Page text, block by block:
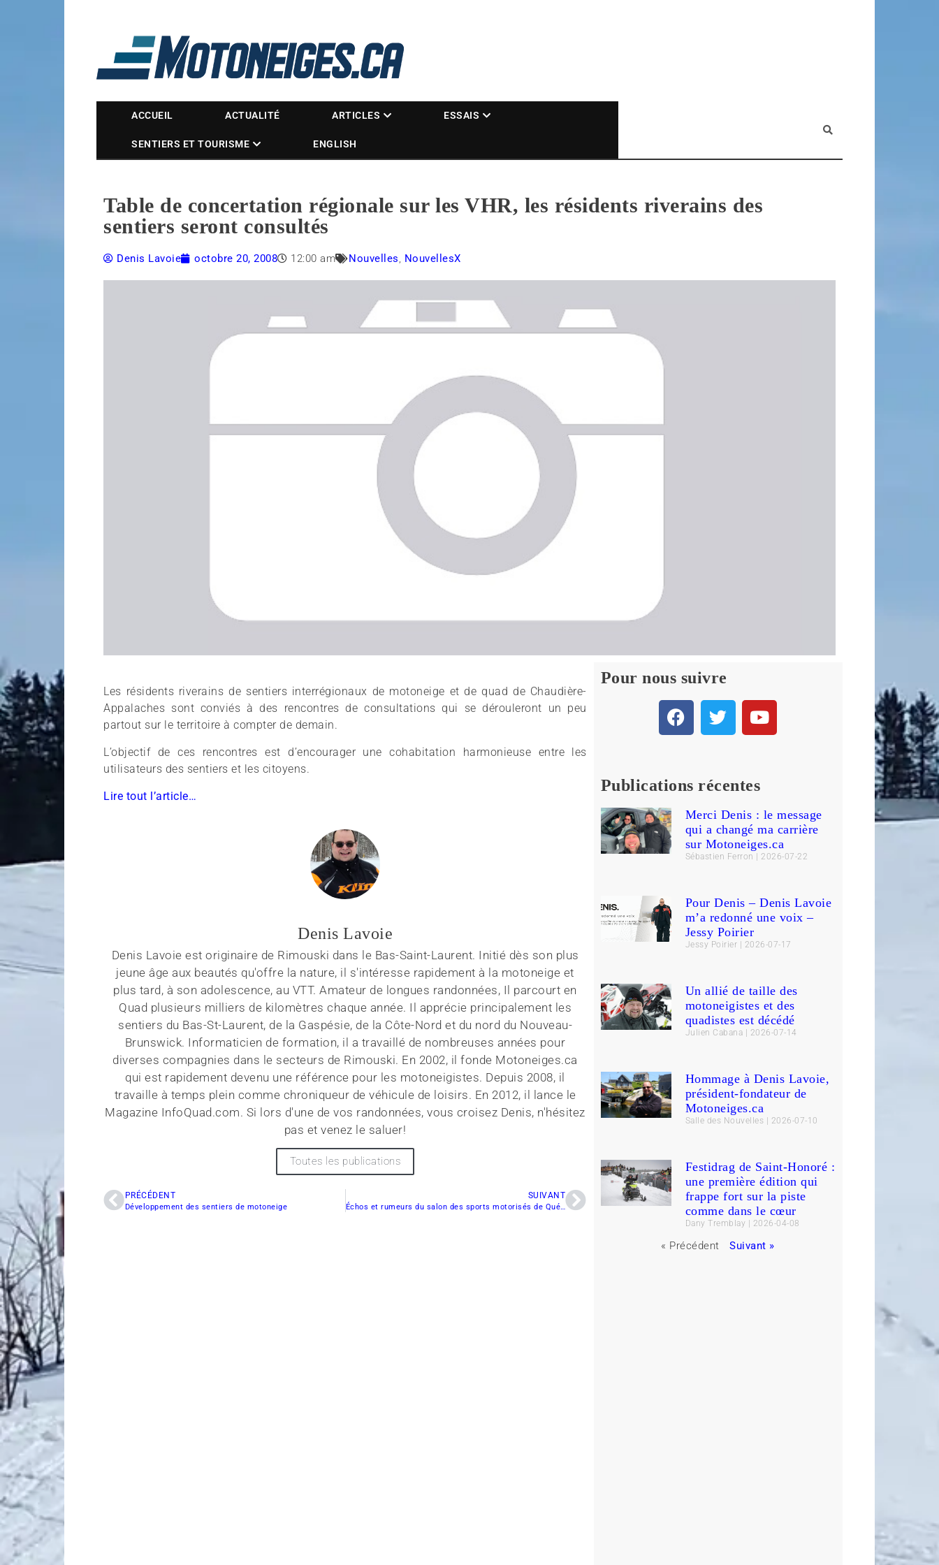
Magazine Motoneiges.ca
ACCUEIL ACTUALITÉ ARTICLES ESSAIS
SENTIERS ET TOURISME ENGLISH
Table de concertation régionale sur les VHR, les résidents riverains des
sentiers seront consultés
Denis Lavoie octobre 20, 2008 12:00 am Nouvelles, NouvellesX
Les résidents riverains de sentiers interrégionaux de motoneige et de quad de Chaudière-
Appalaches sont conviés à des rencontres de consultations qui se dérouleront un peu
partout sur le territoire à compter de demain.
L’objectif de ces rencontres est d’encourager une cohabitation harmonieuse entre les
utilisateurs des sentiers et les citoyens.
Lire tout l’article…
Denis Lavoie
Denis Lavoie est originaire de Rimouski dans le Bas-Saint-Laurent. Initié dès son plus
jeune âge aux beautés qu'offre la nature, il s'intéresse rapidement à la motoneige et
plus tard, à son adolescence, au VTT. Amateur de longues randonnées, Il parcourt en
Quad plusieurs milliers de kilomètres chaque année. Il apprécie principalement les
sentiers du Bas-St-Laurent, de la Gaspésie, de la Côte-Nord et du nord du Nouveau-
Brunswick. Informaticien de formation, il a travaillé de nombreuses années pour
diverses compagnies dans le secteurs de Rimouski. En 2002, il fonde Motoneiges.ca
qui est rapidement devenu une référence pour les motoneigistes. Depuis 2008, il
travaille à temps plein comme chroniqueur de véhicule de loisirs. En 2012, il lance le
Magazine InfoQuad.com. Si lors d'une de vos randonnées, vous croisez Denis, n'hésitez
pas et venez le saluer!
Toutes les publications
PRÉCÉDENT
Développement des sentiers de motoneige
SUIVANT
Échos et rumeurs du salon des sports motorisés de Québec.
Pour nous suivre
Publications récentes
Merci Denis : le message
qui a changé ma carrière
sur Motoneiges.ca
Sébastien Ferron 2026-07-22
Pour Denis – Denis Lavoie
m’a redonné une voix –
Jessy Poirier
Jessy Poirier 2026-07-17
Un allié de taille des
motoneigistes et des
quadistes est décédé
Julien Cabana 2026-07-14
Hommage à Denis Lavoie,
président-fondateur de
Motoneiges.ca
Salle des Nouvelles 2026-07-10
Festidrag de Saint-Honoré :
une première édition qui
frappe fort sur la piste
comme dans le cœur
Dany Tremblay 2026-04-08
« Précédent Suivant »